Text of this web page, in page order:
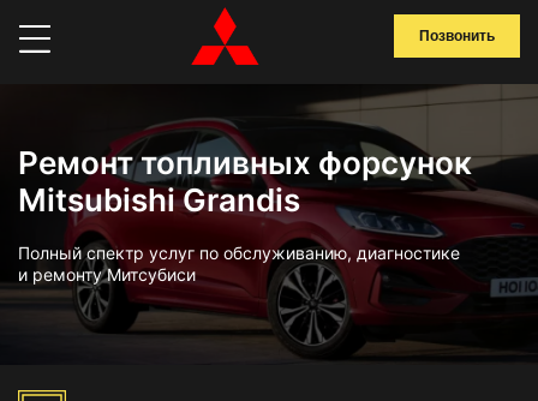
Позвонить
Ремонт топливных форсунок
Mitsubishi Grandis
Полный спектр услуг по обслуживанию, диагностике
и ремонту Митсубиси